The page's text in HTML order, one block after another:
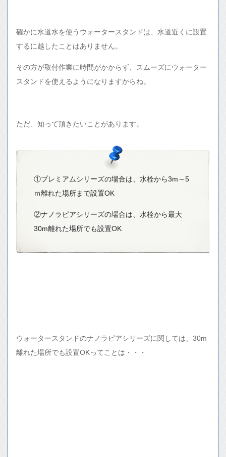
確かに水道水を使うウォータースタンドは、水道近くに設置
するに越したことはありません。
その方が取付作業に時間がかからず、スムーズにウォーター
スタンドを使えるようになりますからね。
ただ、知って頂きたいことがあります。
①プレミアムシリーズの場合は、水栓から3m～5
ｍ離れた場所まで設置OK
②ナノラピアシリーズの場合は、水栓から最大
30m離れた場所でも設置OK
ウォータースタンドのナノラピアシリーズに関しては、30m
離れた場所でも設置OKってことは・・・